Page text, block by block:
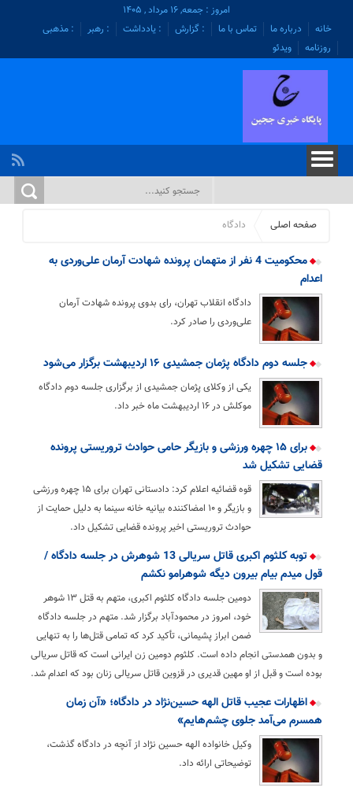
امروز : جمعه, ۱۶ مرداد , ۱۴۰۵
خانه
درباره ما تماس با ما : گزارش : یادداشت : رهبر
: مذهبی
روزنامه
ویدئو
صفحه اصلی دادگاه
محکومیت 4 نفر از متهمان پرونده شهادت آرمان علی‌وردی به
اعدام
دادگاه انقلاب تهران، رای بدوی پرونده شهادت آرمان
علی‌وردی را صادر کرد.
جلسه دوم دادگاه پژمان جمشیدی ۱۶ اردیبهشت برگزار می‌شود
یکی از وکلای پژمان جمشیدی از برگزاری جلسه دوم دادگاه
موکلش در ۱۶ اردیبهشت ماه خبر داد.
برای ۱۵ چهره ورزشی و بازیگر حامی حوادث تروریستی پرونده
قضایی تشکیل شد
قوه قضائیه اعلام کرد: دادستانی تهران برای ۱۵ چهره ورزشی
و بازیگر و ۱۰ امضاکننده بیانیه خانه سینما به دلیل حمایت از
حوادث تروریستی اخیر پرونده قضایی تشکیل داد.
توبه کلثوم اکبری قاتل سریالی 13 شوهرش در جلسه دادگاه /
قول میدم بیام بیرون دیگه شوهرامو نکشم
دومین جلسه دادگاه کلثوم اکبری، متهم به قتل ۱۳ شوهر
خود، امروز در محمودآباد برگزار شد. متهم در جلسه دادگاه
ضمن ابراز پشیمانی، تأکید کرد که تمامی قتل‌ها را به تنهایی
و بدون همدستی انجام داده است. کلثوم دومین زن ایرانی است که قاتل سریالی
بوده است و قبل از او مهین قدیری در قزوین قاتل سریالی زنان بود که اعدام شد.
اظهارات عجیب قاتل الهه حسین‌نژاد در دادگاه؛ «آن زمان
همسرم می‌آمد جلوی چشم‌هایم»
وکیل خانواده الهه حسین نژاد از آنچه در دادگاه گذشت،
توضیحاتی ارائه داد.